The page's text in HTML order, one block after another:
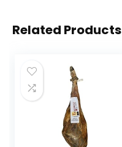
Related Products